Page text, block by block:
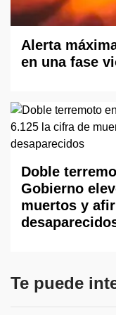
Alerta
en una fase
Doble
Gobierno
muertos y
Te puede